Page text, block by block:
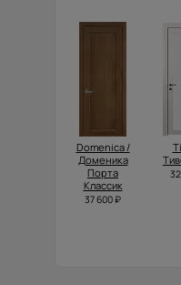
Domenica /
Доменика
Порта
Классик
37 600 ₽